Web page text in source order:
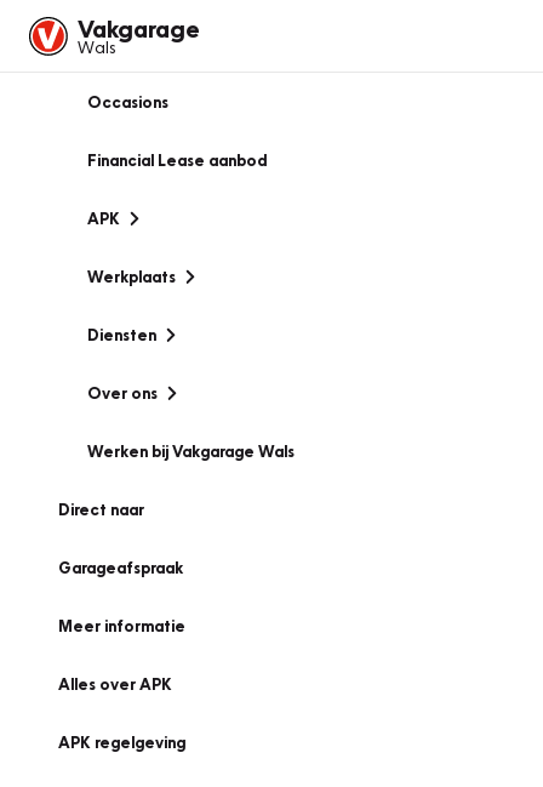
Vakgarage
Wals
Occasions
Financial Lease aanbod
APK
Werkplaats
Diensten
Over ons
Werken bij Vakgarage Wals
Direct naar
Garageafspraak
Meer informatie
Alles over APK
APK regelgeving